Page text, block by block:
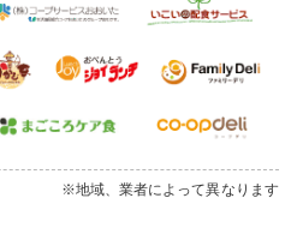
※地域、業者によって異なります